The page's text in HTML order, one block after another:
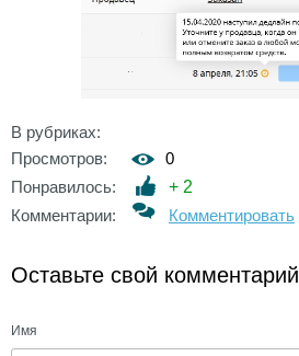
В рубриках:
Просмотров:
0
Понравилось:
+ 2
Комментарии:
Комментировать
Оставьте свой комментарий
Имя